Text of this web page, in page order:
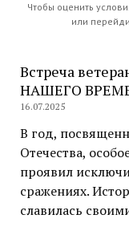
Чтобы оценить
или
Встреча
НАШЕГО
16.07.2025
В год,
Отечества,
проявил
сражениях.
славилась